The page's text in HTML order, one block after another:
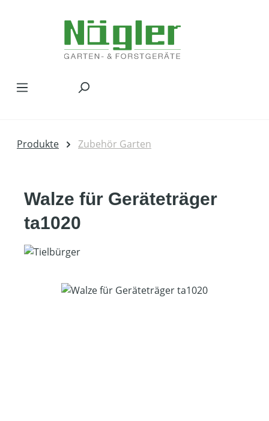
Produkte Zubehör Garten
Walze für Geräteträger
ta1020
Bildergalerie überspringen